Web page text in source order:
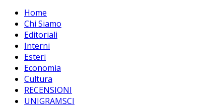
Home
Chi Siamo
Editoriali
Interni
Esteri
Economia
Cultura
RECENSIONI
UNIGRAMSCI